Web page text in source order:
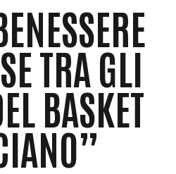
TRA GLI
BASKET